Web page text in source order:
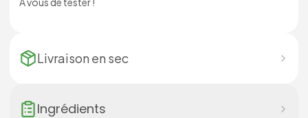
Livraison en sec
Ingrédients